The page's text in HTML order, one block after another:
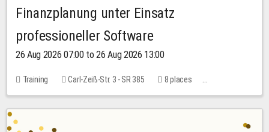
Finanzplanung unter Einsatz
professioneller Software
26 Aug 2026 07:00 to 26 Aug 2026 13:00
Training Carl-Zeiß-Str. 3 - SR 385
8 places
20.00 EUR